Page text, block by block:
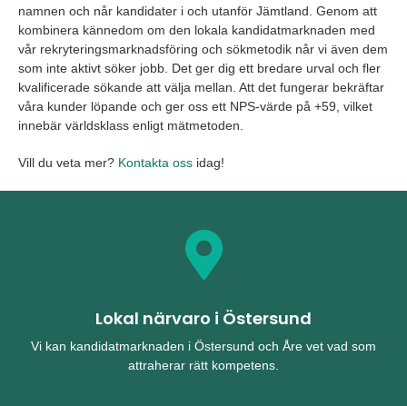
namnen och når kandidater i och utanför Jämtland. Genom att
kombinera kännedom om den lokala kandidatmarknaden med
vår rekryteringsmarknadsföring och sökmetodik når vi även dem
som inte aktivt söker jobb. Det ger dig ett bredare urval och fler
kvalificerade sökande att välja mellan. Att det fungerar bekräftar
våra kunder löpande och ger oss ett NPS-värde på +59, vilket
innebär världsklass enligt mätmetoden.
Vill du veta mer? Kontakta oss idag!
Lokal närvaro i Östersund
Vi kan kandidatmarknaden i Östersund och Åre vet vad som
attraherar rätt kompetens.